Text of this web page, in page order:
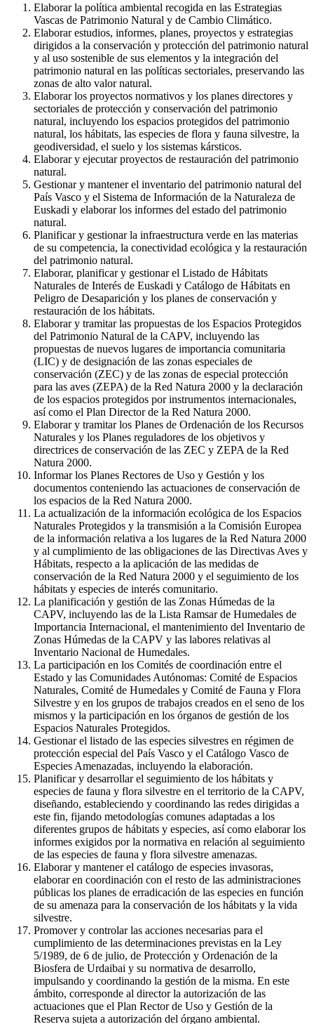
Elaborar la política ambiental recogida en las Estrategias
Vascas de Patrimonio Natural y de Cambio Climático.
Elaborar estudios, informes, planes, proyectos y estrategias
dirigidos a la conservación y protección del patrimonio natural
y al uso sostenible de sus elementos y la integración del
patrimonio natural en las políticas sectoriales, preservando las
zonas de alto valor natural.
Elaborar los proyectos normativos y los planes directores y
sectoriales de protección y conservación del patrimonio
natural, incluyendo los espacios protegidos del patrimonio
natural, los hábitats, las especies de flora y fauna silvestre, la
geodiversidad, el suelo y los sistemas kársticos.
Elaborar y ejecutar proyectos de restauración del patrimonio
natural.
Gestionar y mantener el inventario del patrimonio natural del
País Vasco y el Sistema de Información de la Naturaleza de
Euskadi y elaborar los informes del estado del patrimonio
natural.
Planificar y gestionar la infraestructura verde en las materias
de su competencia, la conectividad ecológica y la restauración
del patrimonio natural.
Elaborar, planificar y gestionar el Listado de Hábitats
Naturales de Interés de Euskadi y Catálogo de Hábitats en
Peligro de Desaparición y los planes de conservación y
restauración de los hábitats.
Elaborar y tramitar las propuestas de los Espacios Protegidos
del Patrimonio Natural de la CAPV, incluyendo las
propuestas de nuevos lugares de importancia comunitaria
(LIC) y de designación de las zonas especiales de
conservación (ZEC) y de las zonas de especial protección
para las aves (ZEPA) de la Red Natura 2000 y la declaración
de los espacios protegidos por instrumentos internacionales,
así como el Plan Director de la Red Natura 2000.
Elaborar y tramitar los Planes de Ordenación de los Recursos
Naturales y los Planes reguladores de los objetivos y
directrices de conservación de las ZEC y ZEPA de la Red
Natura 2000.
Informar los Planes Rectores de Uso y Gestión y los
documentos conteniendo las actuaciones de conservación de
los espacios de la Red Natura 2000.
La actualización de la información ecológica de los Espacios
Naturales Protegidos y la transmisión a la Comisión Europea
de la información relativa a los lugares de la Red Natura 2000
y al cumplimiento de las obligaciones de las Directivas Aves y
Hábitats, respecto a la aplicación de las medidas de
conservación de la Red Natura 2000 y el seguimiento de los
hábitats y especies de interés comunitario.
La planificación y gestión de las Zonas Húmedas de la
CAPV, incluyendo las de la Lista Ramsar de Humedales de
Importancia Internacional, el mantenimiento del Inventario de
Zonas Húmedas de la CAPV y las labores relativas al
Inventario Nacional de Humedales.
La participación en los Comités de coordinación entre el
Estado y las Comunidades Autónomas: Comité de Espacios
Naturales, Comité de Humedales y Comité de Fauna y Flora
Silvestre y en los grupos de trabajos creados en el seno de los
mismos y la participación en los órganos de gestión de los
Espacios Naturales Protegidos.
Gestionar el listado de las especies silvestres en régimen de
protección especial del País Vasco y el Catálogo Vasco de
Especies Amenazadas, incluyendo la elaboración.
Planificar y desarrollar el seguimiento de los hábitats y
especies de fauna y flora silvestre en el territorio de la CAPV,
diseñando, estableciendo y coordinando las redes dirigidas a
este fin, fijando metodologías comunes adaptadas a los
diferentes grupos de hábitats y especies, así como elaborar los
informes exigidos por la normativa en relación al seguimiento
de las especies de fauna y flora silvestre amenazas.
Elaborar y mantener el catálogo de especies invasoras,
elaborar en coordinación con el resto de las administraciones
públicas los planes de erradicación de las especies en función
de su amenaza para la conservación de los hábitats y la vida
silvestre.
Promover y controlar las acciones necesarias para el
cumplimiento de las determinaciones previstas en la Ley
5/1989, de 6 de julio, de Protección y Ordenación de la
Biosfera de Urdaibai y su normativa de desarrollo,
impulsando y coordinando la gestión de la misma. En este
ámbito, corresponde al director la autorización de las
actuaciones que el Plan Rector de Uso y Gestión de la
Reserva sujeta a autorización del órgano ambiental.